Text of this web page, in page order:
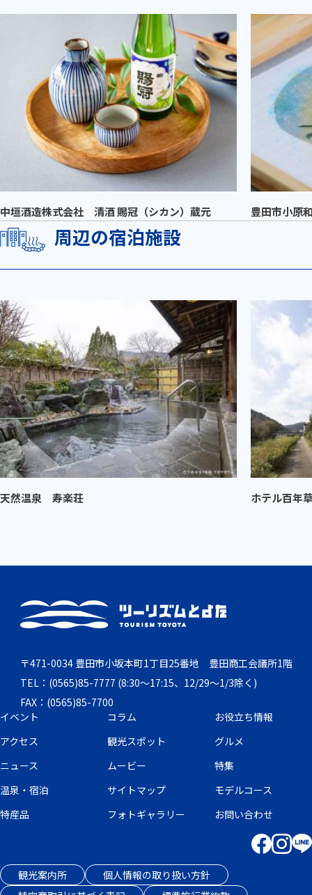
中垣酒造株式会社 清酒 賜冠（シカン）蔵元 豊田市小原
周辺の宿泊施設
天然温泉 寿楽荘 ホテル百年
〒471-0034 豊田市小坂本町1丁目25番地 豊田商工会議所1階
TEL：(0565)85-7777 (8:30～17:15、12/29～1/3除く)
FAX：(0565)85-7700
イベント
コラム
お役立ち情報
アクセス
観光スポット
グルメ
ニュース
ムービー
特集
温泉・宿泊
サイトマップ
モデルコース
特産品
フォトギャラリー お問い合わせ
観光案内所
個人情報の取り扱い方針